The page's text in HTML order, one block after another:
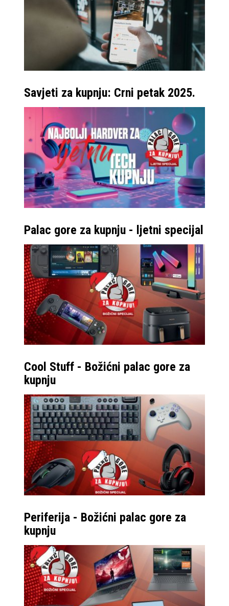
Savjeti za kupnju: Crni petak 2025.
Palac gore za kupnju - ljetni specijal
Cool Stuff - Božićni palac gore za
kupnju
Periferija - Božićni palac gore za
kupnju